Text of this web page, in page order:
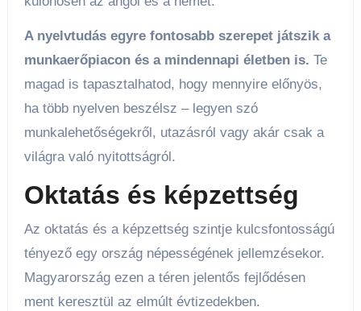
A nyelvtudás egyre fontosabb szerepet játszik a
munkaerőpiacon és a mindennapi életben is. Te
magad is tapasztalhatod, hogy mennyire előnyös,
ha több nyelven beszélsz – legyen szó
munkalehetőségekről, utazásról vagy akár csak a
világra való nyitottságról.
Oktatás és képzettség
Az oktatás és a képzettség szintje kulcsfontosságú
tényező egy ország népességének jellemzésekor.
Magyarország ezen a téren jelentős fejlődésen
ment keresztül az elmúlt évtizedekben.